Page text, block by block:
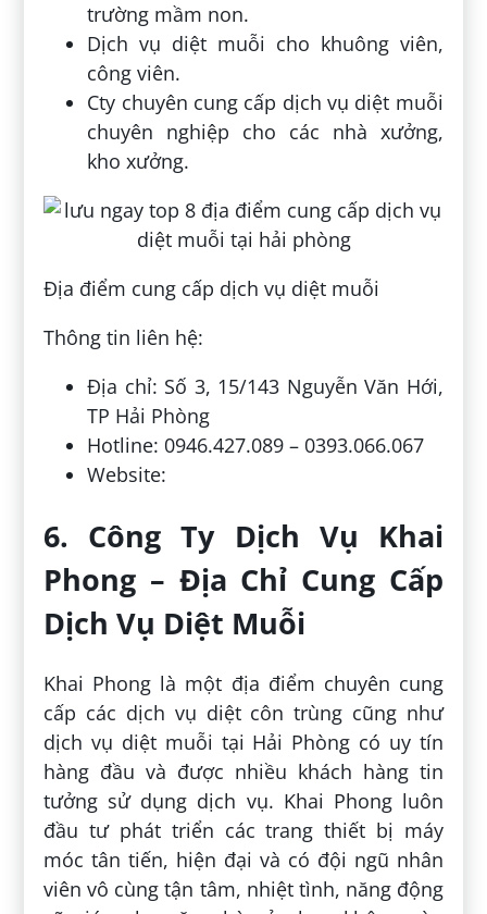
trường mầm non.
Dịch vụ diệt muỗi cho khuông viên,
công viên.
Cty chuyên cung cấp dịch vụ diệt muỗi
chuyên nghiệp cho các nhà xưởng,
kho xưởng.
Địa điểm cung cấp dịch vụ diệt muỗi
Thông tin liên hệ:
Địa chỉ: Số 3, 15/143 Nguyễn Văn Hới,
TP Hải Phòng
Hotline: 0946.427.089 – 0393.066.067
Website:
6. Công Ty Dịch Vụ Khai
Phong – Địa Chỉ Cung Cấp
Dịch Vụ Diệt Muỗi
Khai Phong là một địa điểm chuyên cung
cấp các dịch vụ diệt côn trùng cũng như
dịch vụ diệt muỗi tại Hải Phòng có uy tín
hàng đầu và được nhiều khách hàng tin
tưởng sử dụng dịch vụ. Khai Phong luôn
đầu tư phát triển các trang thiết bị máy
móc tân tiến, hiện đại và có đội ngũ nhân
viên vô cùng tận tâm, nhiệt tình, năng động